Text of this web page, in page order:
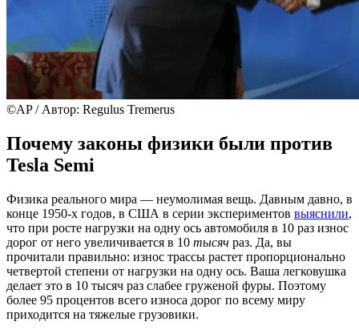
©AP / Автор: Regulus Tremerus
Почему законы физики были против
Tesla Semi
Физика реального мира — неумолимая вещь. Давным давно, в
конце 1950-х годов, в США в серии экспериментов выяснили,
что при росте нагрузки на одну ось автомобиля в 10 раз износ
дорог от него увеличивается в 10 тысяч раз. Да, вы
прочитали правильно: износ трассы растет пропорционально
четвертой степени от нагрузки на одну ось. Ваша легковушка
делает это в 10 тысяч раз слабее груженой фуры. Поэтому
более 95 процентов всего износа дорог по всему миру
приходится на тяжелые грузовики.